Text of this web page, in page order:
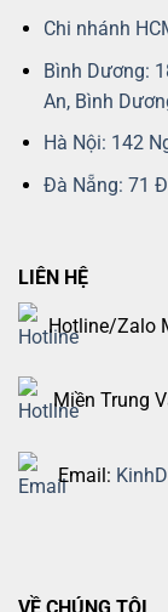
Chi nhánh
Bình Dương:
An, Bình
Hà Nội: 142
Đà Nẵng: 71
LIÊN HỆ
Hotline/Zalo
Miền Trung
Email: